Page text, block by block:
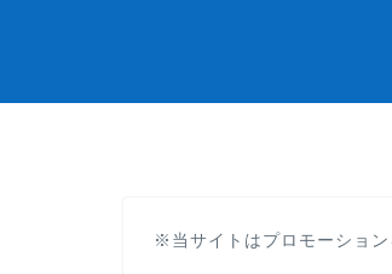
※当サイトはプロモーション